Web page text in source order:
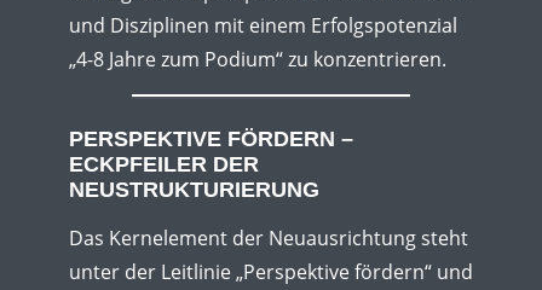
und Disziplinen mit einem Erfolgspotenzial
„4-8 Jahre zum Podium“ zu konzentrieren.
PERSPEKTIVE FÖRDERN –
ECKPFEILER DER
NEUSTRUKTURIERUNG
Das Kernelement der Neuausrichtung steht
unter der Leitlinie „Perspektive fördern“ und